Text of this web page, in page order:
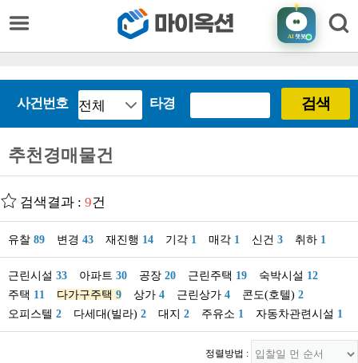
AI챗봇
사건번호 타경 검색
추천경매물건
검색결과 : 9건
유찰 89 변경 43 재진행 14 기각 1 매각 1 신건 3 취하 1
근린시설 33 아파트 30 공장 20 근린주택 19 숙박시설 12
주택 11 다가구주택 9 상가 4 근린상가 4 콘도(호텔) 2
오피스텔 2 다세대(빌라) 2 대지 2 주유소 1 자동차관련시설 1
정렬방법 :